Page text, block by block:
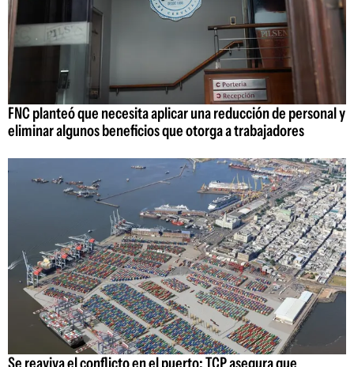
FNC planteó que necesita aplicar una reducción de personal y
eliminar algunos beneficios que otorga a trabajadores